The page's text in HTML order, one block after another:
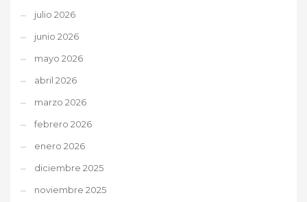
julio 2026
junio 2026
mayo 2026
abril 2026
marzo 2026
febrero 2026
enero 2026
diciembre 2025
noviembre 2025